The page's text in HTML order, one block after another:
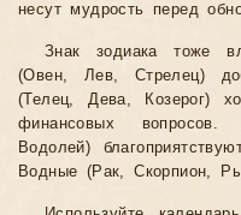
несут мудрость перед
Знак зодиака тоже
(Овен, Лев, Стрелец)
(Телец, Дева, Козерог)
финансовых
Водолей)
Водные (Рак, Скорпион,